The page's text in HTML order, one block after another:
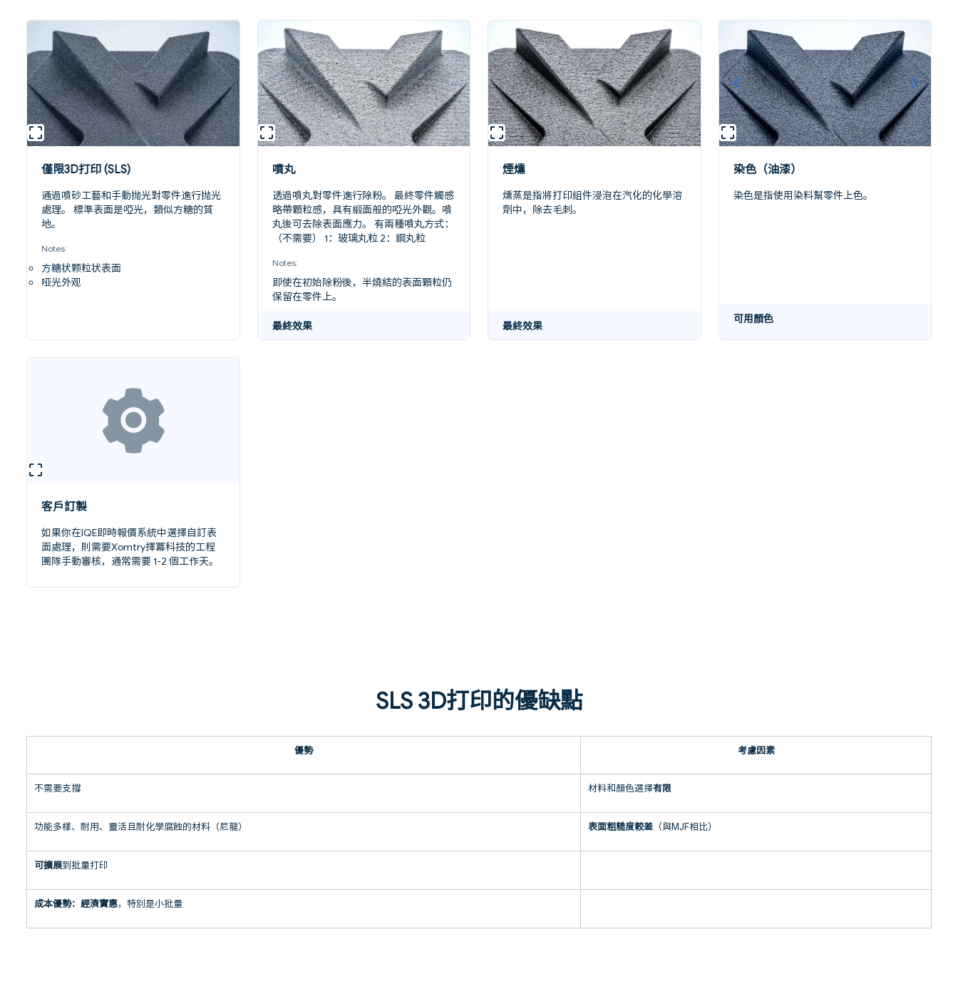
僅限3D打印 (SLS)
通過噴砂工藝和手動抛光對零件進行抛光
處理。 標準表面是啞光，類似方糖的質
地。
Notes:
方糖状颗粒状表面
哑光外观
噴丸
透過噴丸對零件進行除粉。 最終零件觸感
略帶顆粒感，具有緞面般的啞光外觀。噴
丸後可去除表面應力。 有兩種噴丸方式：
（不需要） 1：玻璃丸粒 2：鋼丸粒
Notes:
即使在初始除粉後，半燒結的表面顆粒仍
保留在零件上。
最終效果
煙燻
燻蒸是指將打印組件浸泡在汽化的化學溶
劑中，除去毛刺。
最終效果
染色（油漆）
染色是指使用染料幫零件上色。
可用顏色
客戶訂製
如果你在IQE即時報價系統中選擇自訂表
面處理，則需要Xomtry擇冪科技的工程
團隊手動審核，通常需要 1-2 個工作天。
SLS 3D打印的優缺點
優勢 考慮因素
不需要支撐 材料和顏色選擇有限
功能多樣、耐用、靈活且耐化學腐蝕的材料（尼龍） 表面粗糙度較差 （與MJF相比）
可擴展到批量打印
成本優勢：經濟實惠，特別是小批量